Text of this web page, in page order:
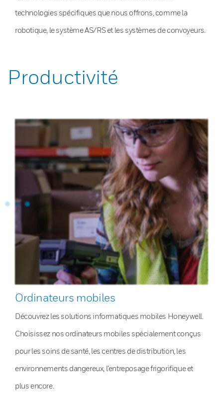
technologies spécifiques que nous offrons, comme la
robotique, le système AS/RS et les systèmes de convoyeurs.
Productivité
Ordinateurs mobiles
Découvrez les solutions informatiques mobiles Honeywell.
Choisissez nos ordinateurs mobiles spécialement conçus
pour les soins de santé, les centres de distribution, les
environnements dangereux, l’entreposage frigorifique et
plus encore.